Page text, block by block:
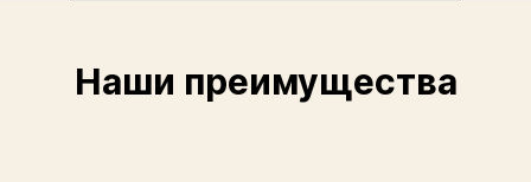
Наши преимущества